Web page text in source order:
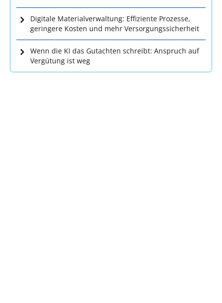
Digitale Materialverwaltung: Effiziente Prozesse,
geringere Kosten und mehr Versorgungssicherheit
Wenn die KI das Gutachten schreibt: Anspruch auf
Vergütung ist weg